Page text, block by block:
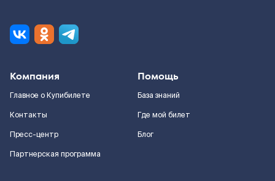
Компания
Главное о Купибилете
Контакты
Пресс-центр
Партнерская программа
Помощь
База знаний
Где мой билет
Блог